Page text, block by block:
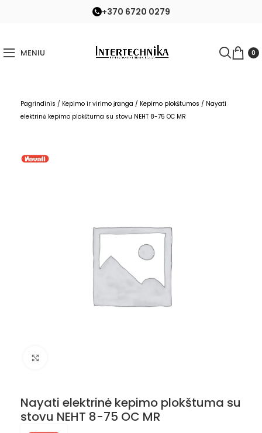
+370 6720 0279
MENIU 0
Pagrindinis / Kepimo ir virimo įranga / Kepimo plokštumos / Nayati
elektrinė kepimo plokštuma su stovu NEHT 8-75 OC MR
Nayati elektrinė kepimo plokštuma su
stovu NEHT 8-75 OC MR